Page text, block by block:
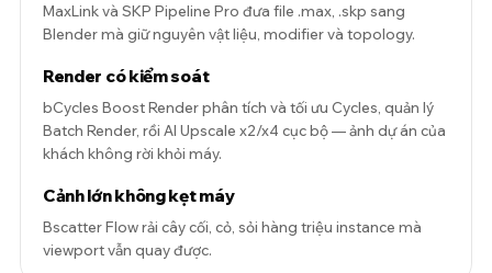
MaxLink và SKP Pipeline Pro đưa file .max, .skp sang
Blender mà giữ nguyên vật liệu, modifier và topology.
Render có kiểm soát
bCycles Boost Render phân tích và tối ưu Cycles, quản lý
Batch Render, rồi AI Upscale x2/x4 cục bộ — ảnh dự án của
khách không rời khỏi máy.
Cảnh lớn không kẹt máy
Bscatter Flow rải cây cối, cỏ, sỏi hàng triệu instance mà
viewport vẫn quay được.